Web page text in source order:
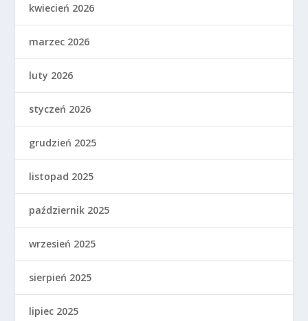
kwiecień 2026
marzec 2026
luty 2026
styczeń 2026
grudzień 2025
listopad 2025
październik 2025
wrzesień 2025
sierpień 2025
lipiec 2025